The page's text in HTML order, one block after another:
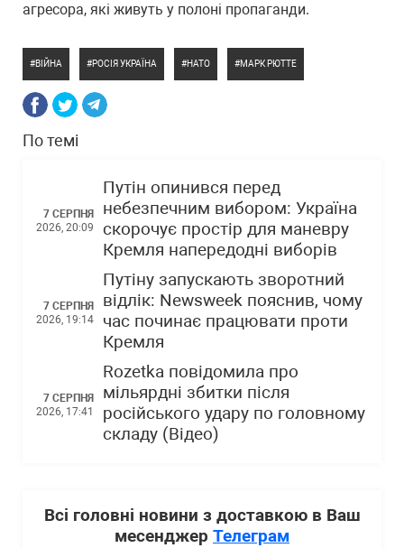
агресора, які живуть у полоні пропаганди.
ВІЙНА РОСІЯ УКРАЇНА НАТО МАРК РЮТТЕ
По темі
7 СЕРПНЯ
2026, 20:09
Путін опинився перед
небезпечним вибором: Україна
скорочує простір для маневру
Кремля напередодні виборів
7 СЕРПНЯ
2026, 19:14
Путіну запускають зворотний
відлік: Newsweek пояснив, чому
час починає працювати проти
Кремля
7 СЕРПНЯ
2026, 17:41
Rozetka повідомила про
мільярдні збитки після
російського удару по головному
складу (Відео)
Всі головні новини з доставкою в Ваш
месенджер Телеграм